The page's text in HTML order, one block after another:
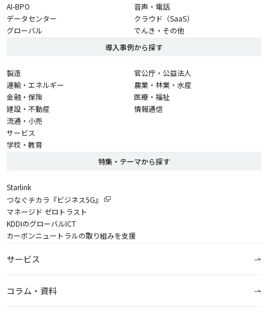
AI-BPO
データセンター
グローバル
音声・電話
クラウド（SaaS）
でんき・その他
導入事例から探す
製造
運輸・エネルギー
金融・保険
建設・不動産
流通・小売
サービス
学校・教育
官公庁・公益法人
農業・林業・水産
医療・福祉
情報通信
特集・テーマから探す
Starlink
つなぐチカラ『ビジネス5G』
マネージド ゼロトラスト
KDDIのグローバルICT
カーボンニュートラルの取り組みを支援
サービス
コラム・資料